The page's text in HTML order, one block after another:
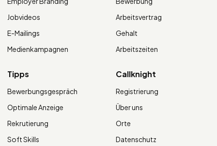
Jobvideos
E-Mailings
Medienkampagnen
Arbeitsvertrag
Gehalt
Arbeitszeiten
Tipps
Bewerbungsgespräch
Optimale Anzeige
Rekrutierung
Soft Skills
Callknight
Registrierung
Über uns
Orte
Datenschutz